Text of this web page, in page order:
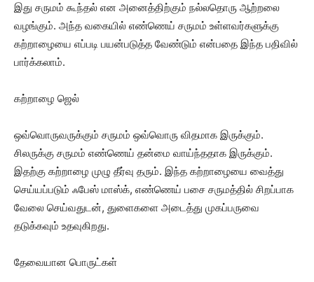
இது சருமம் கூந்தல் என அனைத்திற்கும் நல்லதொரு ஆற்றலை
வழங்கும். அந்த வகையில் எண்ணெய் சருமம் உள்ளவர்களுக்கு
கற்றாழையை எப்படி பயன்படுத்த வேண்டும் என்பதை இந்த பதிவில்
பார்க்கலாம்.
கற்றாழை ஜெல்
ஒவ்வொருவருக்கும் சருமம் ஒவ்வொரு விதமாக இருக்கும்.
சிலருக்கு சருமம் எண்ணெய் தன்மை வாய்ந்ததாக இருக்கும்.
இதற்கு கற்றாழை முழு தீர்வு தரும். இந்த கற்றாழையை வைத்து
செய்யப்படும் ஃபேஸ் மாஸ்க், எண்ணெய் பசை சருமத்தில் சிறப்பாக
வேலை செய்வதுடன், துளைகளை அடைத்து முகப்பருவை
தடுக்கவும் உதவுகிறது.
தேவையான பொருட்கள்